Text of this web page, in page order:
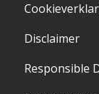
Disclaimer
Responsible